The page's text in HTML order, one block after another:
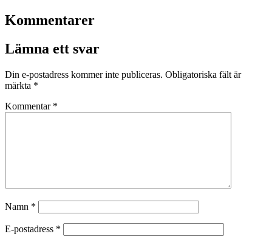
Kommentarer
Lämna ett svar
Din e-postadress kommer inte publiceras. Obligatoriska fält är
märkta *
Kommentar *
Namn *
E-postadress *